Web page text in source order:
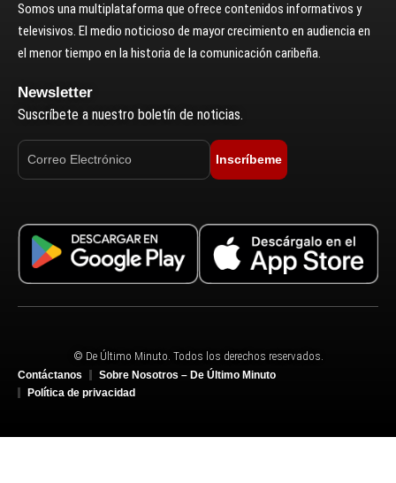
Somos una multiplataforma que ofrece contenidos informativos y
televisivos. El medio noticioso de mayor crecimiento en audiencia en
el menor tiempo en la historia de la comunicación caribeña.
Newsletter
Suscríbete a nuestro boletín de noticias.
Inscríbeme
© De Último Minuto. Todos los derechos reservados.
Contáctanos
Sobre Nosotros – De Último Minuto
Política de privacidad